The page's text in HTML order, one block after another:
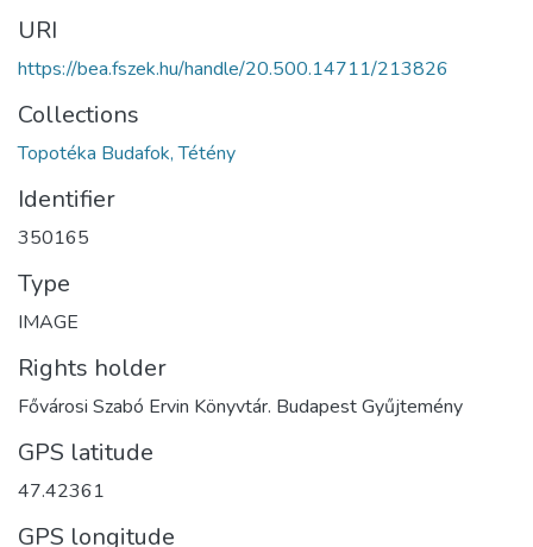
URI
https://bea.fszek.hu/handle/20.500.14711/213826
Collections
Topotéka Budafok, Tétény
Identifier
350165
Type
IMAGE
Rights holder
Fővárosi Szabó Ervin Könyvtár. Budapest Gyűjtemény
GPS latitude
47.42361
GPS longitude